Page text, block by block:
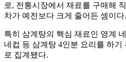
로, 전통시장에서 재료를 구매해
차가 예전보다 크게 줄어든 셈이다.
특히 삼계탕의 핵심 재료인 영계
네컵 등 삼계탕 4인분 요리를 하기
로 집계됐다.